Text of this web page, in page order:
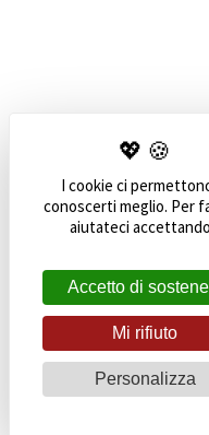
I cookie ci
conoscerti meglio. Per
aiutateci
Accetto di
Mi rifiuto
Personalizza